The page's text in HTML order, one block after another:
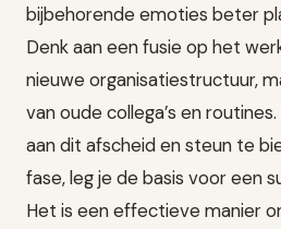
bijbehorende emoties beter
Denk aan een fusie op het
nieuwe organisatiestructuur,
van oude collega’s en
aan dit afscheid en steun te
fase, leg je de basis voor een
Het is een effectieve manier